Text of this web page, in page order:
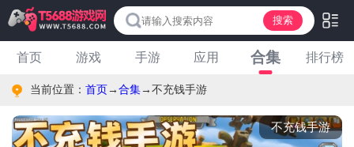
搜索
首页 游戏 手游 应用 合集 排行榜
当前位置： 首页 → 合集→ 不充钱手游
不充钱手游